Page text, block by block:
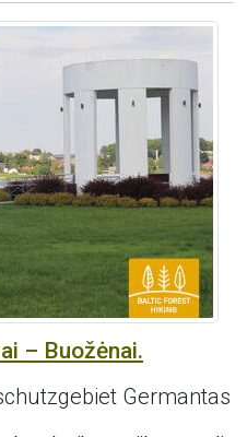
– Buožėnai.
Germantas